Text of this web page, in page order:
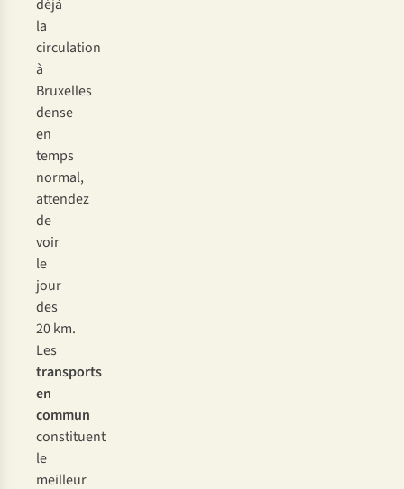
déjà
la
circulation
à
Bruxelles
dense
en
temps
normal,
attendez
de
voir
le
jour
des
20 km.
Les
transports
en
commun
constituent
le
meilleur